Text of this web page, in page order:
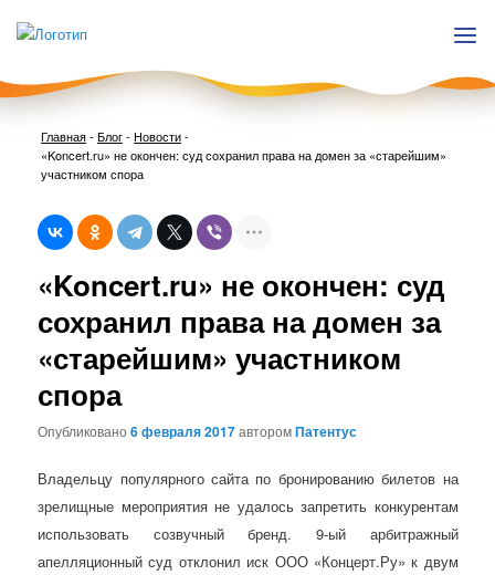
Главная-Блог- Новости-
«Koncert.ru» не окончен: суд сохранил права на домен за «старейшим»
участником спора
«Koncert.ru» не окончен: суд
сохранил права на домен за
«старейшим» участником
спора
Опубликовано6 февраля 2017авторомПатентус
Владельцу популярного сайта по бронированию билетов на
зрелищные мероприятия не удалось запретить конкурентам
использовать созвучный бренд. 9-ый арбитражный
апелляционный суд отклонил иск ООО «Концерт.Ру» к двум